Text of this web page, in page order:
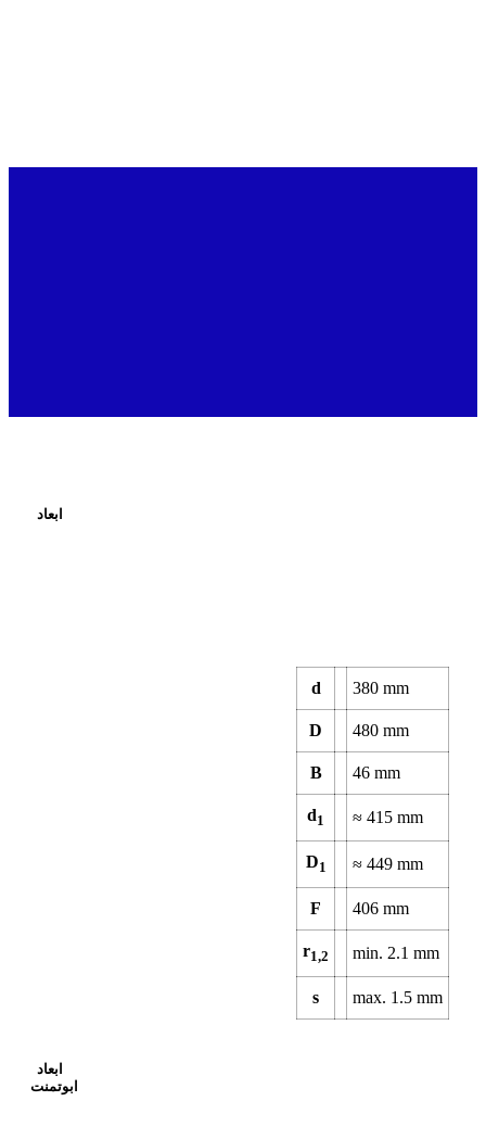
ابعاد
d 380mm
D 480mm
B 46mm
d1 ≈ 415mm
D1 ≈ 449mm
F 406mm
r1,2 min. 2.1mm
s max. 1.5mm
ابعاد
ابوتمنت